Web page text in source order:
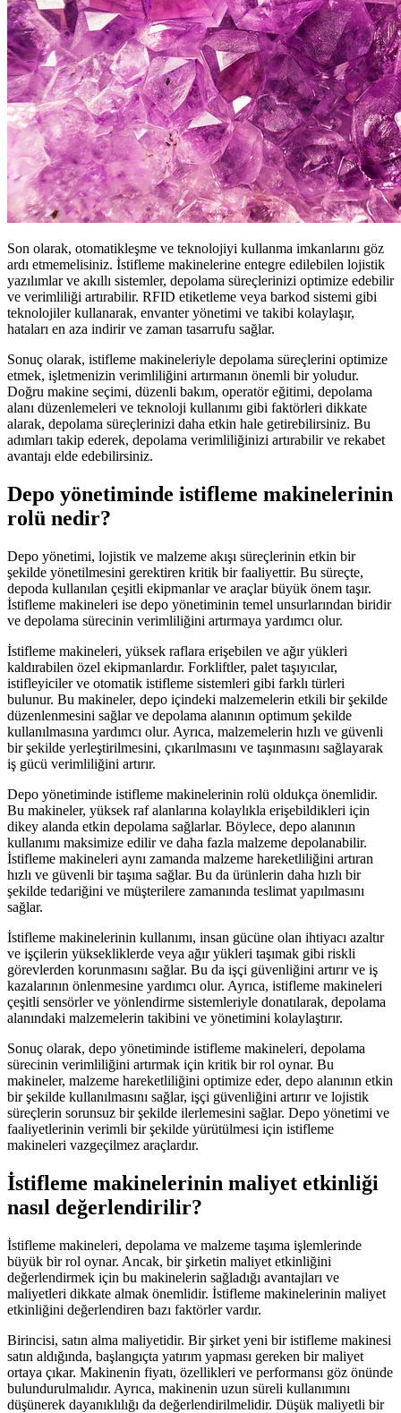
Son olarak, otomatikleşme ve teknolojiyi kullanma imkanlarını göz
ardı etmemelisiniz. İstifleme makinelerine entegre edilebilen lojistik
yazılımlar ve akıllı sistemler, depolama süreçlerinizi optimize edebilir
ve verimliliği artırabilir. RFID etiketleme veya barkod sistemi gibi
teknolojiler kullanarak, envanter yönetimi ve takibi kolaylaşır,
hataları en aza indirir ve zaman tasarrufu sağlar.
Sonuç olarak, istifleme makineleriyle depolama süreçlerini optimize
etmek, işletmenizin verimliliğini artırmanın önemli bir yoludur.
Doğru makine seçimi, düzenli bakım, operatör eğitimi, depolama
alanı düzenlemeleri ve teknoloji kullanımı gibi faktörleri dikkate
alarak, depolama süreçlerinizi daha etkin hale getirebilirsiniz. Bu
adımları takip ederek, depolama verimliliğinizi artırabilir ve rekabet
avantajı elde edebilirsiniz.
Depo yönetiminde istifleme makinelerinin
rolü nedir?
Depo yönetimi, lojistik ve malzeme akışı süreçlerinin etkin bir
şekilde yönetilmesini gerektiren kritik bir faaliyettir. Bu süreçte,
depoda kullanılan çeşitli ekipmanlar ve araçlar büyük önem taşır.
İstifleme makineleri ise depo yönetiminin temel unsurlarından biridir
ve depolama sürecinin verimliliğini artırmaya yardımcı olur.
İstifleme makineleri, yüksek raflara erişebilen ve ağır yükleri
kaldırabilen özel ekipmanlardır. Forkliftler, palet taşıyıcılar,
istifleyiciler ve otomatik istifleme sistemleri gibi farklı türleri
bulunur. Bu makineler, depo içindeki malzemelerin etkili bir şekilde
düzenlenmesini sağlar ve depolama alanının optimum şekilde
kullanılmasına yardımcı olur. Ayrıca, malzemelerin hızlı ve güvenli
bir şekilde yerleştirilmesini, çıkarılmasını ve taşınmasını sağlayarak
iş gücü verimliliğini artırır.
Depo yönetiminde istifleme makinelerinin rolü oldukça önemlidir.
Bu makineler, yüksek raf alanlarına kolaylıkla erişebildikleri için
dikey alanda etkin depolama sağlarlar. Böylece, depo alanının
kullanımı maksimize edilir ve daha fazla malzeme depolanabilir.
İstifleme makineleri aynı zamanda malzeme hareketliliğini artıran
hızlı ve güvenli bir taşıma sağlar. Bu da ürünlerin daha hızlı bir
şekilde tedariğini ve müşterilere zamanında teslimat yapılmasını
sağlar.
İstifleme makinelerinin kullanımı, insan gücüne olan ihtiyacı azaltır
ve işçilerin yüksekliklerde veya ağır yükleri taşımak gibi riskli
görevlerden korunmasını sağlar. Bu da işçi güvenliğini artırır ve iş
kazalarının önlenmesine yardımcı olur. Ayrıca, istifleme makineleri
çeşitli sensörler ve yönlendirme sistemleriyle donatılarak, depolama
alanındaki malzemelerin takibini ve yönetimini kolaylaştırır.
Sonuç olarak, depo yönetiminde istifleme makineleri, depolama
sürecinin verimliliğini artırmak için kritik bir rol oynar. Bu
makineler, malzeme hareketliliğini optimize eder, depo alanının etkin
bir şekilde kullanılmasını sağlar, işçi güvenliğini artırır ve lojistik
süreçlerin sorunsuz bir şekilde ilerlemesini sağlar. Depo yönetimi ve
faaliyetlerinin verimli bir şekilde yürütülmesi için istifleme
makineleri vazgeçilmez araçlardır.
İstifleme makinelerinin maliyet etkinliği
nasıl değerlendirilir?
İstifleme makineleri, depolama ve malzeme taşıma işlemlerinde
büyük bir rol oynar. Ancak, bir şirketin maliyet etkinliğini
değerlendirmek için bu makinelerin sağladığı avantajları ve
maliyetleri dikkate almak önemlidir. İstifleme makinelerinin maliyet
etkinliğini değerlendiren bazı faktörler vardır.
Birincisi, satın alma maliyetidir. Bir şirket yeni bir istifleme makinesi
satın aldığında, başlangıçta yatırım yapması gereken bir maliyet
ortaya çıkar. Makinenin fiyatı, özellikleri ve performansı göz önünde
bulundurulmalıdır. Ayrıca, makinenin uzun süreli kullanımını
düşünerek dayanıklılığı da değerlendirilmelidir. Düşük maliyetli bir